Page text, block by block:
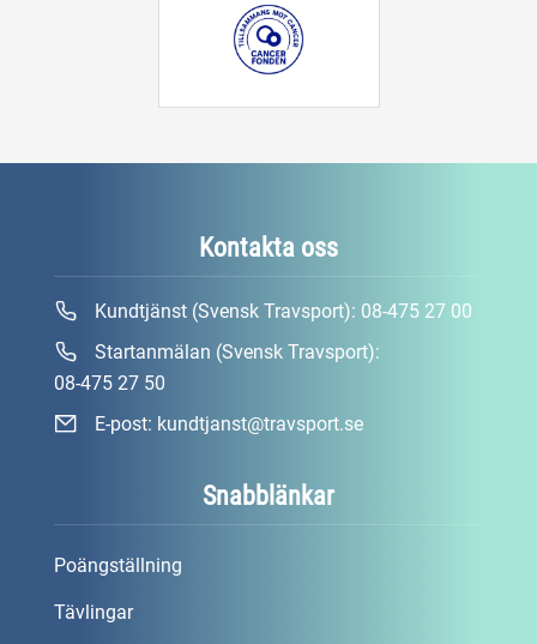
Snabblänkar
Poängställning
Tävlingar
Kontakta oss
Kundtjänst (Svensk Travsport): 08-475 27 00
Startanmälan (Svensk Travsport):
08-475 27 50
E-post: kundtjanst@travsport.se